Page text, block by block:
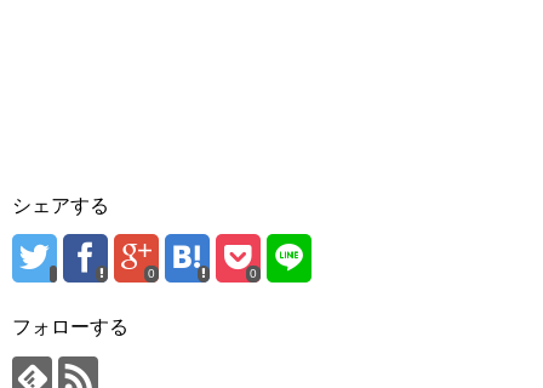
シェアする
0 0
フォローする